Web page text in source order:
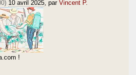
10 avril 2025 , par Vincent P.
!